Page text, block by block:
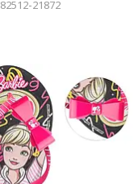
82512-21872